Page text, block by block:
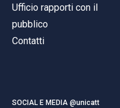
Ufficio rapporti con il
pubblico
Contatti
SOCIAL E MEDIA @unicatt